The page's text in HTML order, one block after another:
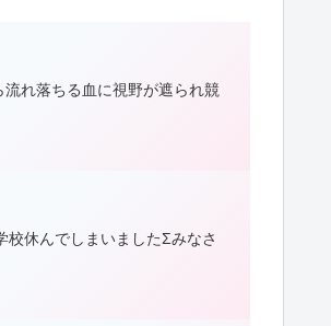
れ落ちる血に視野が遮られ競
休んでしまいましたΣみなさ